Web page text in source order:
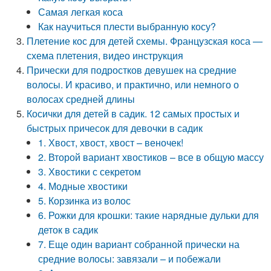
Самая легкая коса
Как научиться плести выбранную косу?
Плетение кос для детей схемы. Французская коса —
схема плетения, видео инструкция
Прически для подростков девушек на средние
волосы. И красиво, и практично, или немного о
волосах средней длины
Косички для детей в садик. 12 самых простых и
быстрых причесок для девочки в садик
1. Хвост, хвост, хвост – веночек!
2. Второй вариант хвостиков – все в общую массу
3. Хвостики с секретом
4. Модные хвостики
5. Корзинка из волос
6. Рожки для крошки: такие нарядные дульки для
деток в садик
7. Еще один вариант собранной прически на
средние волосы: завязали – и побежали